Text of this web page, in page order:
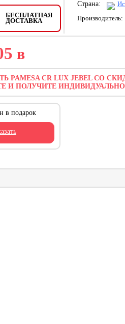
БЕСПЛАТНАЯ
ДОСТАВКА
Страна:
Производитель:
в
PAMESA CR LUX JEBEL СО
И ПОЛУЧИТЕ
в подарок